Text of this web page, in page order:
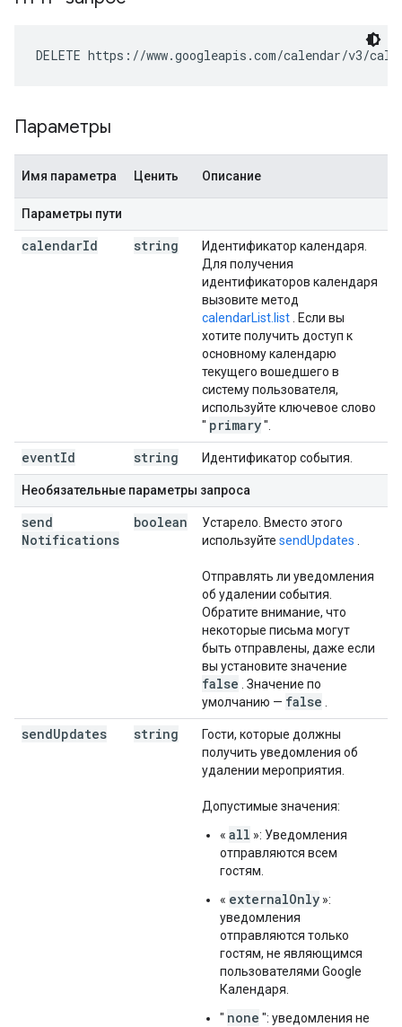
DELETE https://www.googleapis.com/calendar/v3/
Параметры
Имя параметра Ценить Описание
Параметры пути
calendarId string
Идентификатор календаря.
Для получения
идентификаторов календаря
вызовите метод
calendarList.list . Если вы
хотите получить доступ к
основному календарю
текущего вошедшего в
систему пользователя,
используйте ключевое слово
" primary".
eventId string Идентификатор события.
Необязательные параметры запроса
send
Notifications
boolean
Устарело. Вместо этого
используйте sendUpdates
Отправлять ли уведомления
об удалении события.
Обратите внимание, что
некоторые письма могут
быть отправлены, даже если
вы установите значение
false . Значение по
умолчанию — false
sendUpdates string
Гости, которые должны
получить уведомления об
удалении мероприятия.
Допустимые значения:
« all »: Уведомления
отправляются всем
гостям.
« externalOnly »:
уведомления
отправляются только
гостям, не являющимся
пользователями Google
Календаря.
" none ": уведомления не